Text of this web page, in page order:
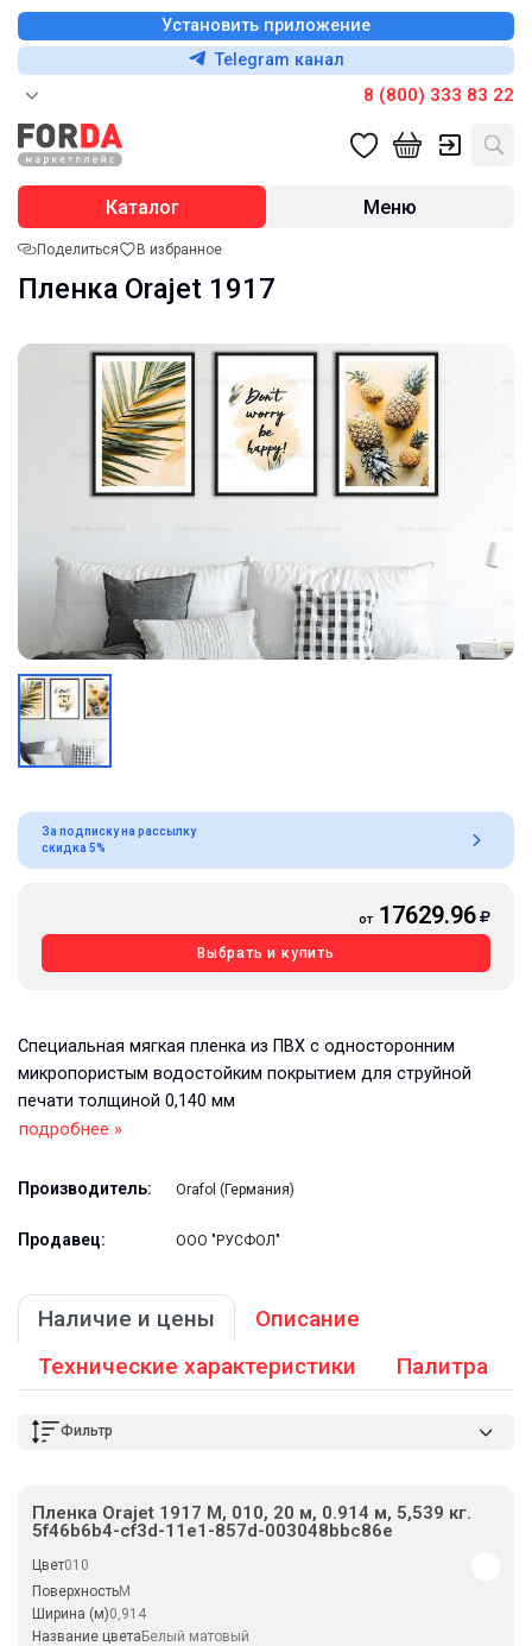
Установить приложение
Telegram канал
8 (800) 333 83 22
Каталог Меню
Поделиться В избранное
Пленка Orajet 1917
За подписку на рассылку
скидка 5%
от 17629.96
Выбрать и купить
Специальная мягкая пленка из ПВХ с односторонним
микропористым водостойким покрытием для струйной
печати толщиной 0,140 мм
подробнее »
Производитель: Orafol (Германия)
Продавец: ООО "РУСФОЛ"
Наличие и цены
Описание
Технические характеристики
Палитра
Фильтр
Пленка Orajet 1917 M, 010, 20 м, 0.914 м, 5,539 кг.
5f46b6b4-cf3d-11e1-857d-003048bbc86e
Цвет010
ПоверхностьM
Ширина (м)0,914
Название цветаБелый матовый